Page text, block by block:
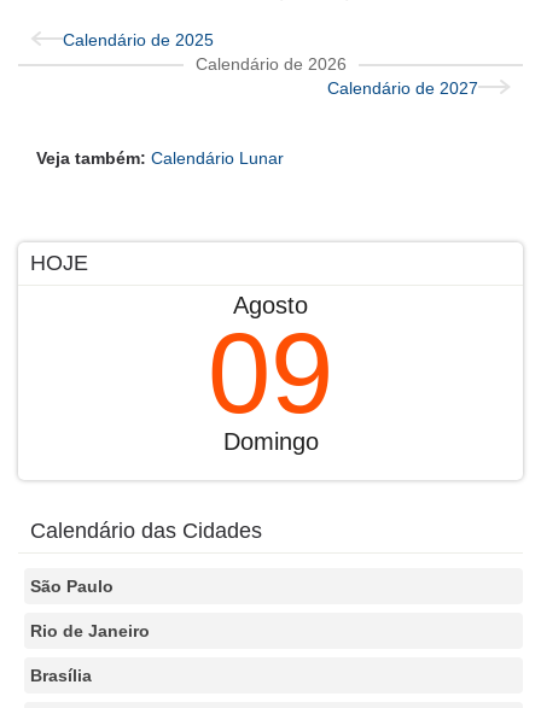
Calendário de 2025
Calendário de 2026
Calendário de 2027
Veja também: Calendário Lunar
HOJE
Agosto
09
Domingo
Calendário das Cidades
São Paulo
Rio de Janeiro
Brasília